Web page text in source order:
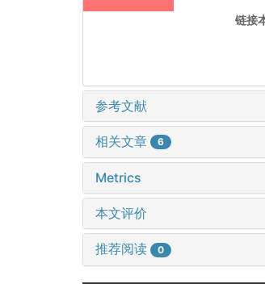
链接
参考文献
相关文章 6
Metrics
本文评价
推荐阅读 0